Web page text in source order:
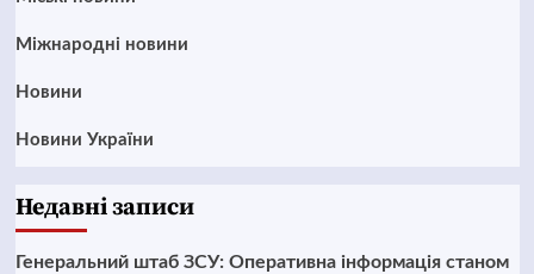
Міжнародні новини
Новини
Новини України
Недавні записи
Генеральний штаб ЗСУ: Оперативна інформація станом